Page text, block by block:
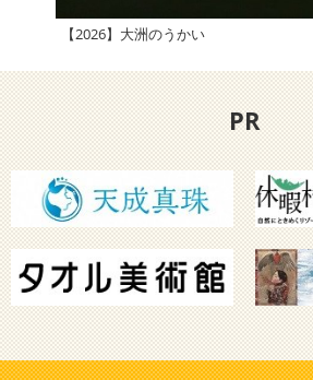
【2026】大洲のうかい
PR